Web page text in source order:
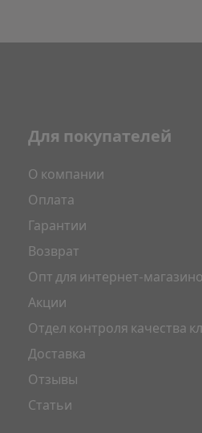
Для покупателей
О компании
Оплата
Гарантии
Возврат
Опт для интернет-
Акции
Отдел контроля качества
Доставка
Отзывы
Статьи